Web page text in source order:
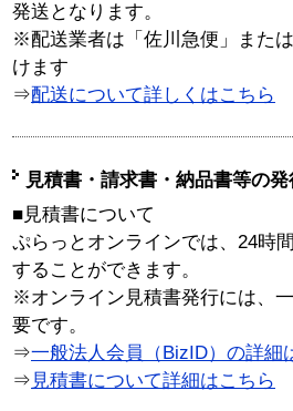
発送となります。
※配送業者は「佐川急便」また
けます
⇒配送について詳しくはこちら
見積書・請求書・納品書等の
■見積書について
ぷらっとオンラインでは、24時
することができます。
※オンライン見積書発行には、
要です。
⇒一般法人会員（BizID）の詳細
⇒ 見積書について詳細はこちら